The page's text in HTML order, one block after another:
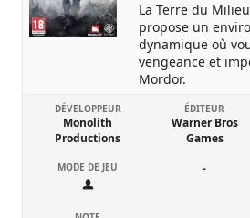
La Terre du
propose un
dynamique où
vengeance et
Mordor.
DÉVELOPPEUR
Monolith
Productions
ÉDITEUR
Warner Bros
Games
MODE DE JEU -